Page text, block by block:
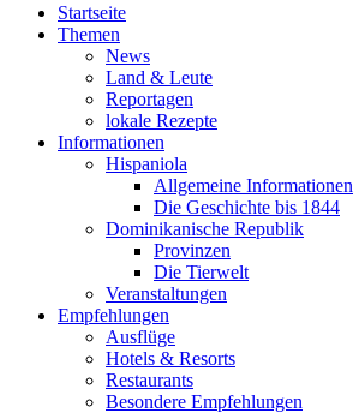
Startseite
Themen
News
Land & Leute
Reportagen
lokale Rezepte
Informationen
Hispaniola
Allgemeine Informationen
Die Geschichte bis 1844
Dominikanische Republik
Provinzen
Die Tierwelt
Veranstaltungen
Empfehlungen
Ausflüge
Hotels & Resorts
Restaurants
Besondere Empfehlungen